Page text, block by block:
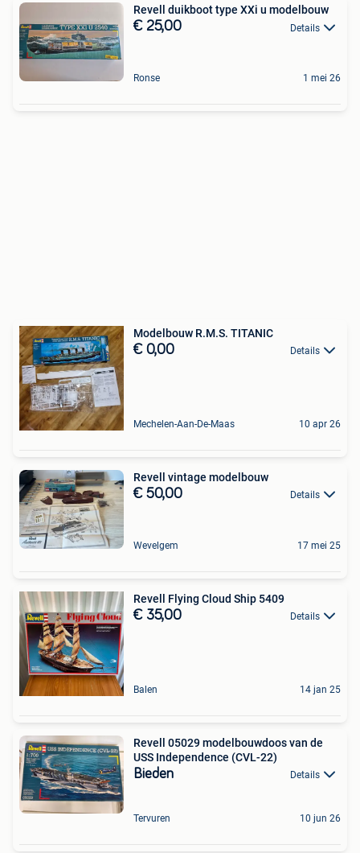
Revell duikboot type XXi u modelbouw
€ 25,00 Details
Ronse 1 mei 26
Modelbouw R.M.S. TITANIC
€ 0,00 Details
Mechelen-Aan-De-Maas 10 apr 26
Revell vintage modelbouw
€ 50,00 Details
Wevelgem 17 mei 25
Revell Flying Cloud Ship 5409
€ 35,00 Details
Balen 14 jan 25
Revell 05029 modelbouwdoos van de
USS Independence (CVL-22)
Bieden Details
Tervuren 10 jun 26